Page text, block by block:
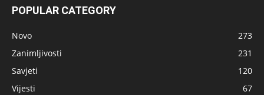
POPULAR CATEGORY
Novo
273
Zanimljivosti
231
Savjeti
120
Vijesti
67